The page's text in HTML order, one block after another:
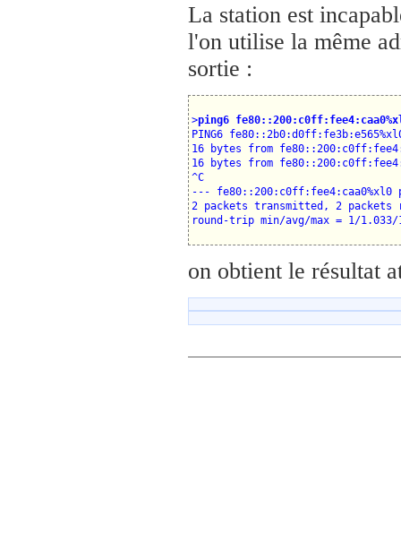
La station est
l'on utilise la même
sortie :
>ping6
PING6
16 bytes from
16 bytes from
^C
---
2 packets transmitted, 2 packets
on obtient le résultat